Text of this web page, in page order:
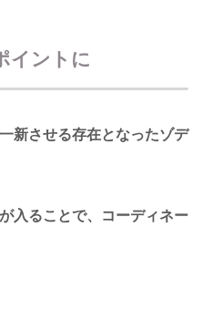
イントに
新させる存在となったゾデ
入ることで、コーディネー